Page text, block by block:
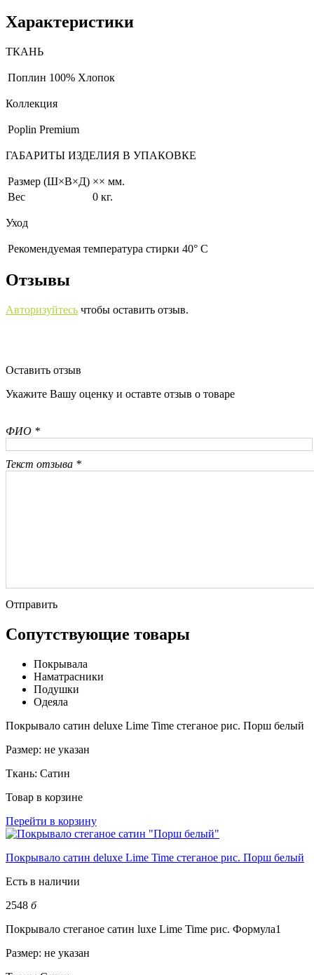
Характеристики
ТКАНЬ
Поплин 100% Хлопок
Коллекция
Poplin Premium
ГАБАРИТЫ ИЗДЕЛИЯ В УПАКОВКЕ
Размер (Ш×В×Д) ×× мм.
Вес
0 кг.
Уход
Рекомендуемая температура стирки 40° С
Отзывы
Авторизуйтесь чтобы оставить отзыв.
Оставить отзыв
Укажите Вашу оценку и оставте отзыв о товаре
ФИО *
Текст отзыва *
Отправить
Сопутствующие товары
Покрывала
Наматрасники
Подушки
Одеяла
Покрывало сатин deluxe Lime Time стеганое рис. Порш белый
Размер: не указан
Ткань: Сатин
Товар в корзине
Перейти в корзину
Покрывало сатин deluxe Lime Time стеганое рис. Порш белый
Есть в наличии
2548 б
Покрывало стеганое сатин luxe Lime Time рис. Формула1
Размер: не указан